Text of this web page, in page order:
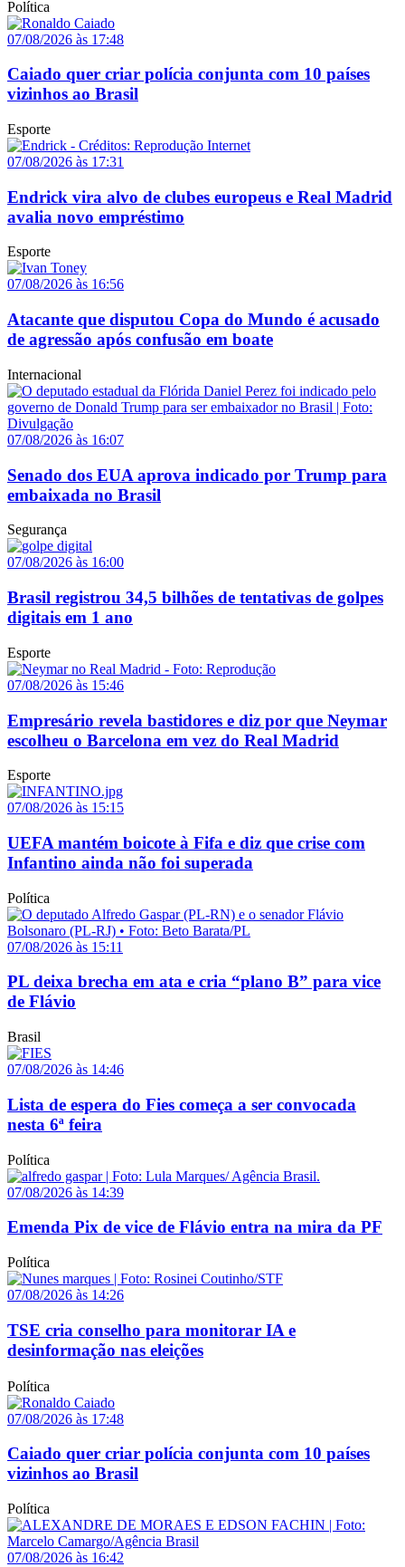
Política
07/08/2026 às 17:48
Caiado quer criar polícia conjunta com 10 países
vizinhos ao Brasil
Esporte
07/08/2026 às 17:31
Endrick vira alvo de clubes europeus e Real Madrid
avalia novo empréstimo
Esporte
07/08/2026 às 16:56
Atacante que disputou Copa do Mundo é acusado
de agressão após confusão em boate
Internacional
07/08/2026 às 16:07
Senado dos EUA aprova indicado por Trump para
embaixada no Brasil
Segurança
07/08/2026 às 16:00
Brasil registrou 34,5 bilhões de tentativas de golpes
digitais em 1 ano
Esporte
07/08/2026 às 15:46
Empresário revela bastidores e diz por que Neymar
escolheu o Barcelona em vez do Real Madrid
Esporte
07/08/2026 às 15:15
UEFA mantém boicote à Fifa e diz que crise com
Infantino ainda não foi superada
Política
07/08/2026 às 15:11
PL deixa brecha em ata e cria “plano B” para vice
de Flávio
Brasil
07/08/2026 às 14:46
Lista de espera do Fies começa a ser convocada
nesta 6ª feira
Política
07/08/2026 às 14:39
Emenda Pix de vice de Flávio entra na mira da PF
Política
07/08/2026 às 14:26
TSE cria conselho para monitorar IA e
desinformação nas eleições
Política
07/08/2026 às 17:48
Caiado quer criar polícia conjunta com 10 países
vizinhos ao Brasil
Política
07/08/2026 às 16:42